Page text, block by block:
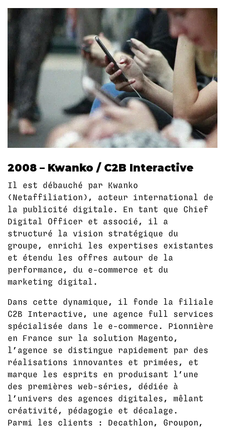
2008 – Kwanko / C2B Interactive
Il est débauché par Kwanko
(Netaffiliation), acteur international de
la publicité digitale. En tant que Chief
Digital Officer et associé, il a
structuré la vision stratégique du
groupe, enrichi les expertises existantes
et étendu les offres autour de la
performance, du e-commerce et du
marketing digital.
Dans cette dynamique, il fonde la filiale
C2B Interactive, une agence full services
spécialisée dans le e-commerce. Pionnière
en France sur la solution Magento,
l’agence se distingue rapidement par des
réalisations innovantes et primées, et
marque les esprits en produisant l’une
des premières web-séries, dédiée à
l’univers des agences digitales, mêlant
créativité, pédagogie et décalage.
Parmi les clients : Decathlon, Groupon,